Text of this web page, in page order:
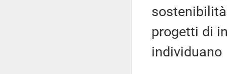
progetti di
individuano